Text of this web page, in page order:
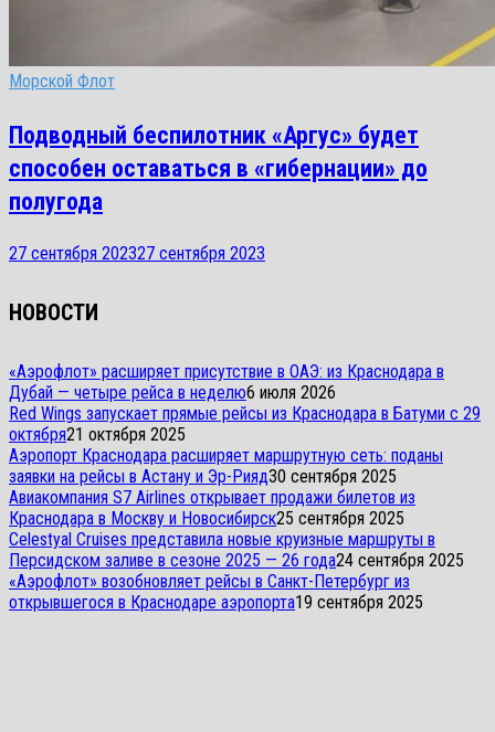
Морской Флот
Подводный беспилотник «Аргус» будет
способен оставаться в «гибернации» до
полугода
27 сентября 202327 сентября 2023
НОВОСТИ
«Аэрофлот» расширяет присутствие в ОАЭ: из Краснодара в
Дубай — четыре рейса в неделю6 июля 2026
Red Wings запускает прямые рейсы из Краснодара в Батуми с 29
октября21 октября 2025
Аэропорт Краснодара расширяет маршрутную сеть: поданы
заявки на рейсы в Астану и Эр-Рияд30 сентября 2025
Авиакомпания S7 Airlines открывает продажи билетов из
Краснодара в Москву и Новосибирск25 сентября 2025
Celestyal Cruises представила новые круизные маршруты в
Персидском заливе в сезоне 2025 — 26 года24 сентября 2025
«Аэрофлот» возобновляет рейсы в Санкт-Петербург из
открывшегося в Краснодаре аэропорта19 сентября 2025